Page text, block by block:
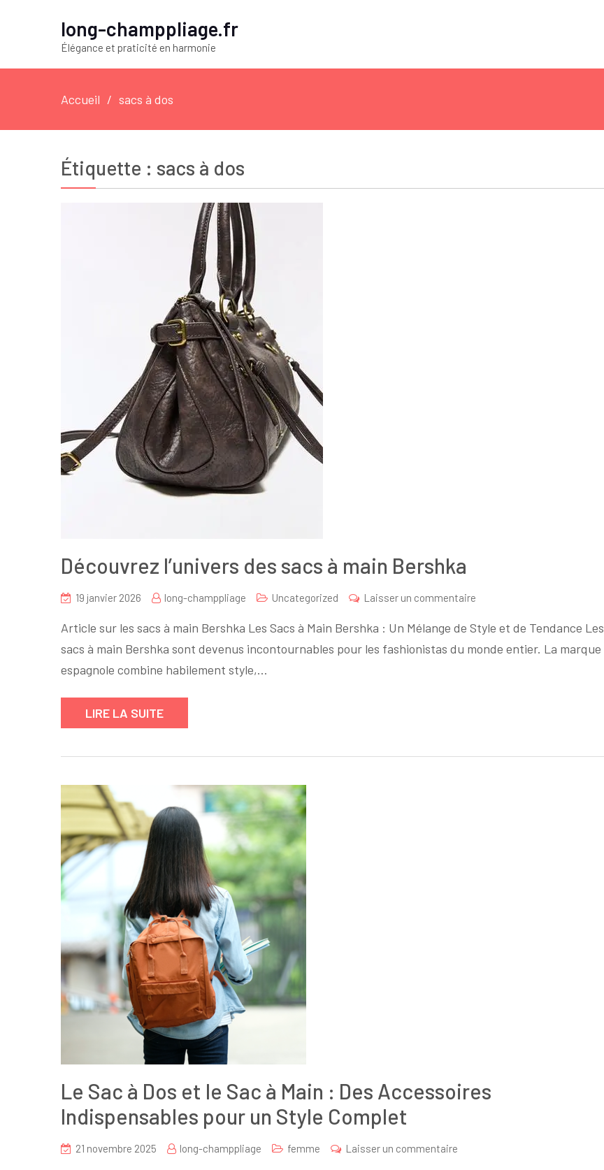
long-champpliage.fr
Élégance et praticité en harmonie
Accueil sacs à dos
Étiquette : sacs à dos
Découvrez l’univers des sacs à main Bershka
19 janvier 2026 long-champpliage Uncategorized Laisser un commentaire
l’univers
des
Article sur les sacs à main Bershka Les Sacs à Main Bershka : Un Mélange de Style et de Tendance Les
sacs à main Bershka sont devenus incontournables pour les fashionistas du monde entier. La marque
espagnole combine habilement style,…
LIRE LA SUITE
Le Sac à Dos et le Sac à Main : Des Accessoires
Indispensables pour un Style Complet
21 novembre 2025 long-champpliage femme Laisser un commentaire